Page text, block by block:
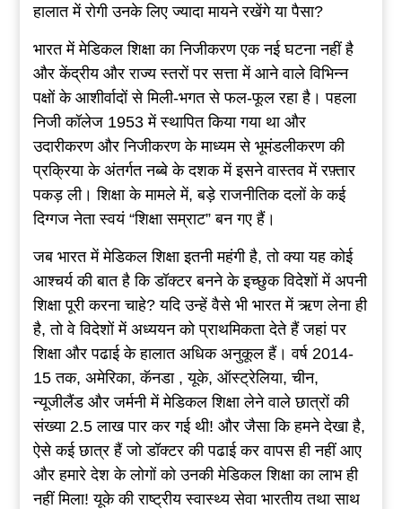
हालात में रोगी उनके लिए ज्यादा मायने रखेंगे या पैसा?
भारत में मेडिकल शिक्षा का निजीकरण एक नई घटना नहीं है
और केंद्रीय और राज्य स्तरों पर सत्ता में आने वाले विभिन्न
पक्षों के आशीर्वादों से मिली-भगत से फल-फूल रहा है। पहला
निजी कॉलेज 1953 में स्थापित किया गया था और
उदारीकरण और निजीकरण के माध्यम से भूमंडलीकरण की
प्रक्रिया के अंतर्गत नब्बे के दशक में इसने वास्तव में रफ़्तार
पकड़ ली। शिक्षा के मामले में, बड़े राजनीतिक दलों के कई
दिग्गज नेता स्वयं “शिक्षा सम्राट” बन गए हैं।
जब भारत में मेडिकल शिक्षा इतनी महंगी है, तो क्या यह कोई
आश्चर्य की बात है कि डॉक्टर बनने के इच्छुक विदेशों में अपनी
शिक्षा पूरी करना चाहे? यदि उन्हें वैसे भी भारत में ऋण लेना ही
है, तो वे विदेशों में अध्ययन को प्राथमिकता देते हैं जहां पर
शिक्षा और पढाई के हालात अधिक अनुकूल हैं। वर्ष 2014-
15 तक, अमेरिका, कॅनडा , यूके, ऑस्ट्रेलिया, चीन,
न्यूजीलैंड और जर्मनी में मेडिकल शिक्षा लेने वाले छात्रों की
संख्या 2.5 लाख पार कर गई थी! और जैसा कि हमने देखा है,
ऐसे कई छात्र हैं जो डॉक्टर की पढाई कर वापस ही नहीं आए
और हमारे देश के लोगों को उनकी मेडिकल शिक्षा का लाभ ही
नहीं मिला! यूके की राष्ट्रीय स्वास्थ्य सेवा भारतीय तथा साथ